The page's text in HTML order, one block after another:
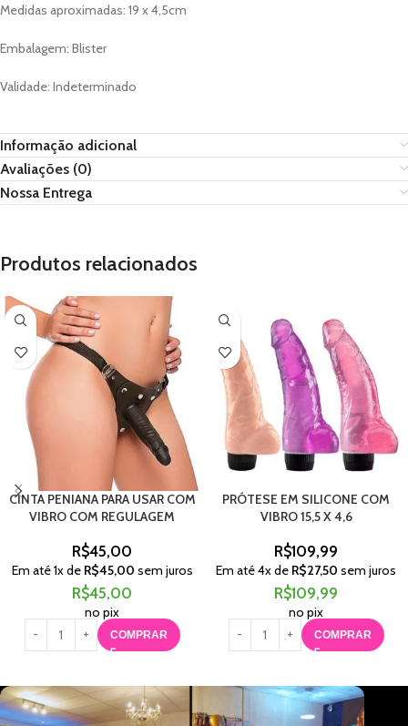
Medidas aproximadas: 19 x 4,5cm
Embalagem: Blister
Validade: Indeterminado
Informação adicional
Avaliações (0)
Nossa Entrega
Produtos relacionados
CINTA PENIANA PARA USAR COM
VIBRO COM REGULAGEM
R$45,00
Em até1x de R$45,00 sem juros
R$45,00
no pix
COMPRAR
PRÓTESE EM SILICONE COM
VIBRO 15,5 X 4,6
R$109,99
Em até4x de R$27,50 sem juros
R$109,99
no pix
COMPRAR